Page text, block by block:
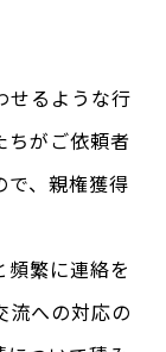
せるような行
ちがご依頼者
で、親権獲得
繁に連絡を
流への対応の